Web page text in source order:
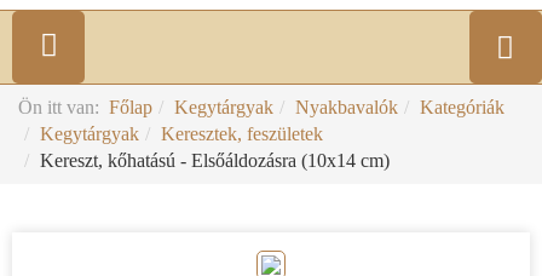
Ön itt van: Főlap Kegytárgyak Nyakbavalók
Kategóriák
Kegytárgyak
Keresztek, feszületek
Kereszt, kőhatású - Elsőáldozásra (10x14 cm)